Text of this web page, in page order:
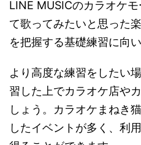
LINE MUSICのカラオケ
て歌ってみたいと思った
を把握する基礎練習に向い
より高度な練習をしたい
習した上でカラオケ店や
しょう。カラオケまねき
したイベントが多く、利